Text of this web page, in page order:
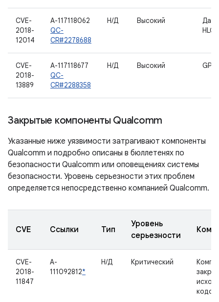
CVE-
2018-
12014
A-117118062
QC-
CR#2278688
Н/Д Высокий
CVE-
2018-
13889
A-117118677
QC-
CR#2288358
Н/Д Высокий GPS
Закрытые компоненты Qualcomm
Указанные ниже уязвимости затрагивают компоненты
Qualcomm и подробно описаны в бюллетенях по
безопасности Qualcomm или оповещениях системы
безопасности. Уровень серьезности этих проблем
определяется непосредственно компанией Qualcomm.
CVE Ссылки Тип
Уровень
серьезности
CVE-
2018-
11847
A-
111092812*
Н/Д Критический
кодом